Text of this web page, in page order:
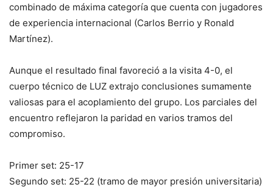
combinado de máxima categoría que cuenta con jugadores
de experiencia internacional (Carlos Berrio y Ronald
Martínez).
Aunque el resultado final favoreció a la visita 4-0, el
cuerpo técnico de LUZ extrajo conclusiones sumamente
valiosas para el acoplamiento del grupo. Los parciales del
encuentro reflejaron la paridad en varios tramos del
compromiso.
Primer set: 25-17
Segundo set: 25-22 (tramo de mayor presión universitaria)